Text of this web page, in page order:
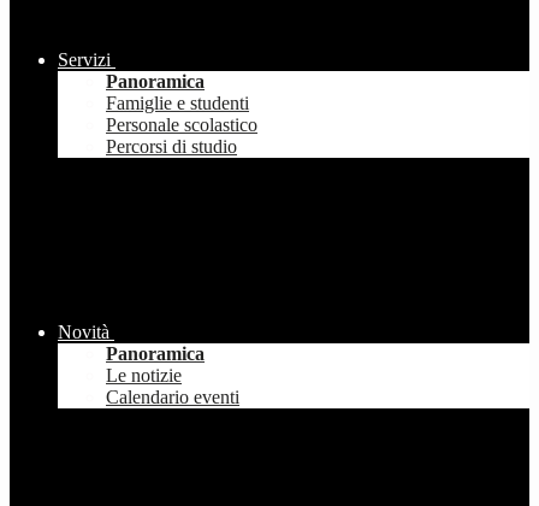
Servizi
Panoramica
Famiglie e studenti
Personale scolastico
Percorsi di studio
Novità
Panoramica
Le notizie
Calendario eventi